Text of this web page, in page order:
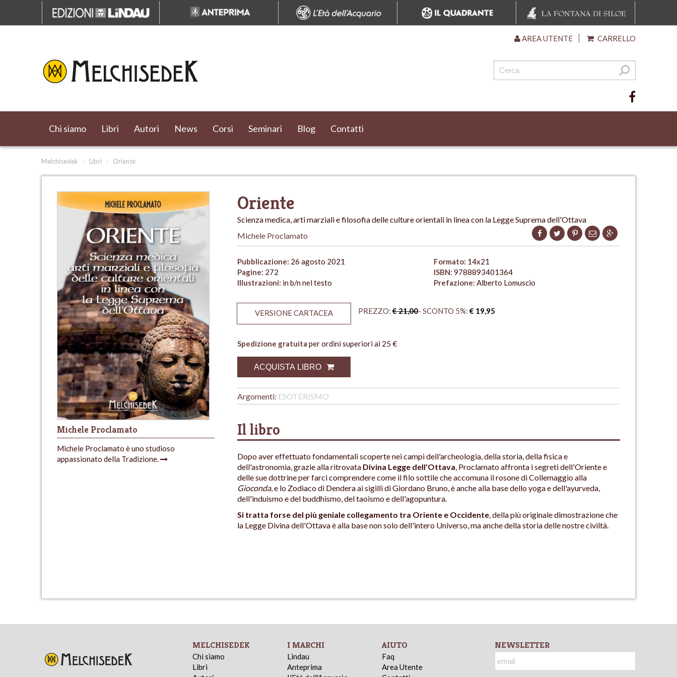
AREA UTENTE CARRELLO
Chi siamo Libri Autori News Corsi Seminari Blog Contatti
Melchisedek » Libri » Oriente
Oriente
Scienza medica, arti marziali e filosofia delle culture orientali in linea con la Legge Suprema dell'Ottava
Michele Proclamato
Pubblicazione: 26 agosto 2021
Pagine: 272
Illustrazioni: in b/n nel testo
Formato: 14x21
ISBN: 9788893401364
Prefazione: Alberto Lomuscio
VERSIONE CARTACEA PREZZO: € 21,00- SCONTO 5%: € 19,95
Spedizione gratuita per ordini superiori ai 25 €
ACQUISTA LIBRO
Argomenti: ESOTERISMO
Michele Proclamato
Michele Proclamato è uno studioso
appassionato della Tradizione.
Il libro
Dopo aver effettuato fondamentali scoperte nei campi dell'archeologia, della storia, della fisica e
dell'astronomia, grazie alla ritrovata Divina Legge dell'Ottava, Proclamato affronta i segreti dell'Oriente e
delle sue dottrine per farci comprendere come il filo sottile che accomuna il rosone di Collemaggio alla
Gioconda, e lo Zodiaco di Dendera ai sigilli di Giordano Bruno, è anche alla base dello yoga e dell'ayurveda,
dell'induismo e del buddhismo, del taoismo e dell'agopuntura.
Si tratta forse del più geniale collegamento tra Oriente e Occidente, della più originale dimostrazione che
la Legge Divina dell'Ottava è alla base non solo dell'intero Universo, ma anche della storia delle nostre civiltà.
MELCHISEDEK
Chi siamo
Libri
I MARCHI
Lindau
Anteprima
AIUTO
Faq
Area Utente
NEWSLETTER